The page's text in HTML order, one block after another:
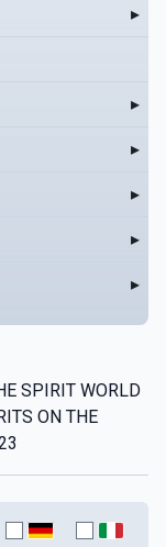
▸
▸
▸
▸
▸
▸
SPIRIT WORLD
ON THE